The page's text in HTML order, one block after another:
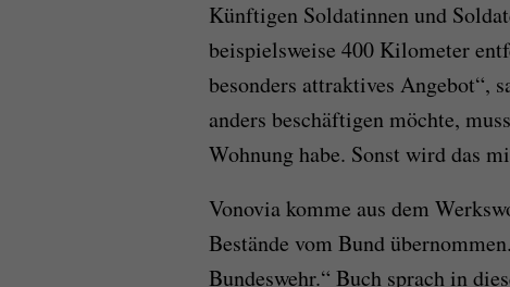
Künftigen Soldatinnen und
beispielsweise 400 Kilometer
besonders attraktives Angebot“,
anders beschäftigen möchte,
Wohnung habe. Sonst wird das
Vonovia komme aus dem
Bestände vom Bund
Bundeswehr.“ Buch sprach in